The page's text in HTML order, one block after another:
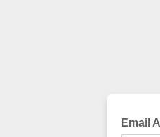
Email